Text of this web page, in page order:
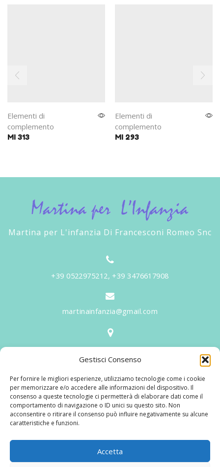
Gestisci Consenso
Per fornire le migliori esperienze, utilizziamo tecnologie come i cookie
per memorizzare e/o accedere alle informazioni del dispositivo. Il
consenso a queste tecnologie ci permetterà di elaborare dati come il
comportamento di navigazione o ID unici su questo sito. Non
acconsentire o ritirare il consenso può influire negativamente su alcune
caratteristiche e funzioni.
Accetta
Elementi di
complemento
MI 313
Elementi di
complemento
MI 293
Martina per L'infanzia Di Francesconi Romeo Snc
+39 0522975212, +39 3476617908
martinainfanzia@gmail.com
V.le Tiziano, 20 - 42046 Reggiolo
Martina per l'Infanzia, un nome ed un progetto che
nasce prima di tutto da una provata esperienza
maturata sul campo dal suo fondatore in 25 anni di
lavoro. La didattica rivolta al bambino nei suoi primi
aggiornandone continuamente i progetti educativi.